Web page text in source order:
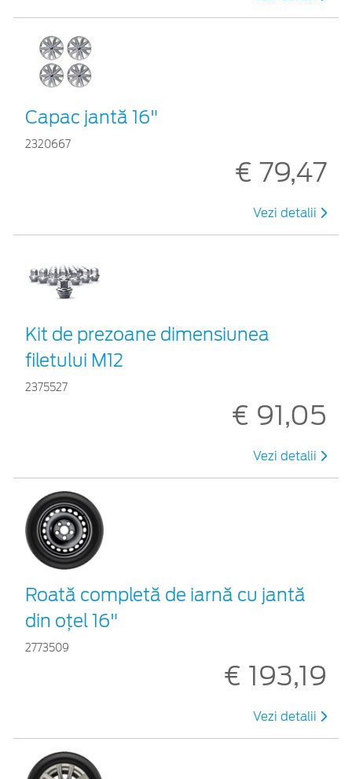
Capac jantă 16"
2320667
€ 79,47
Vezi detalii
Kit de prezoane dimensiunea
filetului M12
2375527
€ 91,05
Vezi detalii
Roată completă de iarnă cu jantă
din oțel 16"
2773509
€ 193,19
Vezi detalii